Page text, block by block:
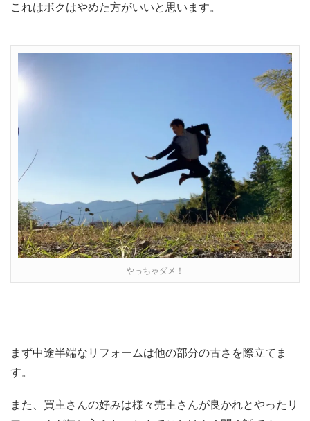
これはボクはやめた方がいいと思います。
やっちゃダメ！
まず中途半端なリフォームは他の部分の古さを際立てま
す。
また、買主さんの好みは様々売主さんが良かれとやったリ